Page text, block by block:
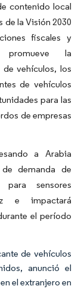
contenido local
la Visión 2030
fiscales y
promueve la
vehículos, los
de vehículos
para las
de empresas
a Arabia
demanda de
para sensores
e impactará
el período
de vehículos
anunció el
el extranjero en